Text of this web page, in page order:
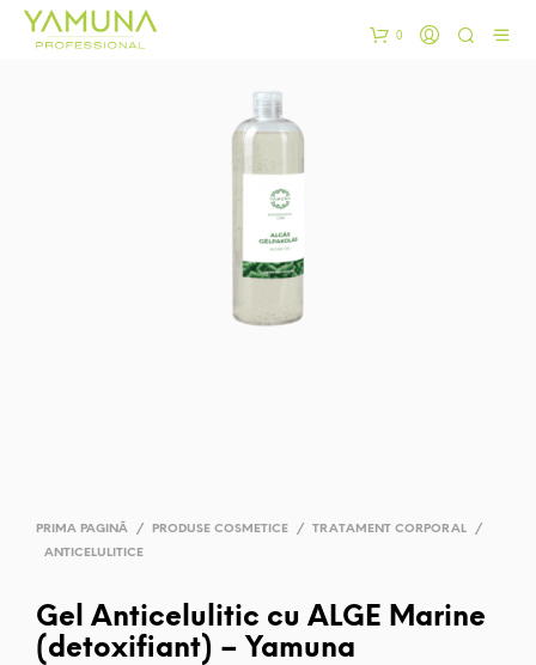
0
PRIMA PAGINĂ / PRODUSE COSMETICE / TRATAMENT CORPORAL
/
ANTICELULITICE
Gel Anticelulitic cu ALGE Marine
(detoxifiant) – Yamuna